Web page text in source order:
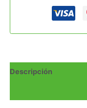
Descripción